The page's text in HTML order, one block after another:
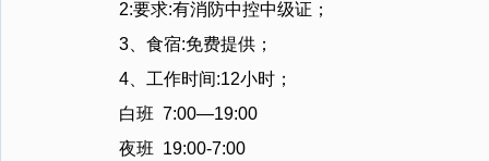
2:要求:有消防中控中级证；
3、食宿:免费提供；
4、工作时间:12小时；
白班 7:00—19:00
夜班 19:00-7:00